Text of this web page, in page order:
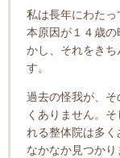
私は長年にわた
本原因が１４歳
かし、それをき
す。
過去の怪我が、そ
くありません。
れる整体院は多
なかなか見つかり